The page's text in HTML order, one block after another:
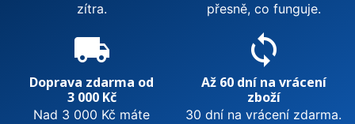
zítra.
přesně, co funguje.
local_shipping
Doprava zdarma od
3 000 Kč
Nad 3 000 Kč máte
sync
Až 60 dní na vrácení
zboží
30 dní na vrácení zdarma.